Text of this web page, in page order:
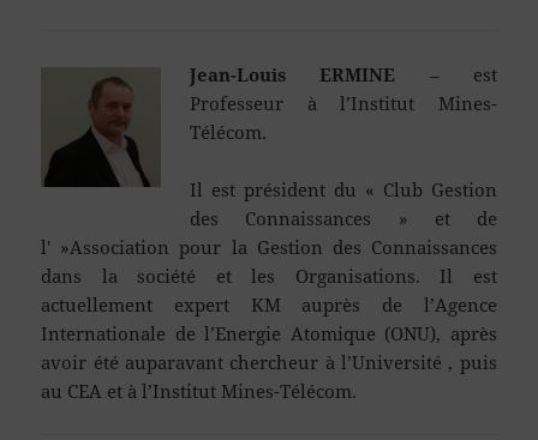
Jean-Louis ERMINE – est
Professeur à l’Institut Mines-
Télécom.
Il est président du « Club Gestion
des Connaissances » et de
l' »Association pour la Gestion des Connaissances
dans la société et les Organisations. Il est
actuellement expert KM auprès de l’Agence
Internationale de l’Energie Atomique (ONU), après
avoir été auparavant chercheur à l’Université , puis
au CEA et à l’Institut Mines-Télécom.